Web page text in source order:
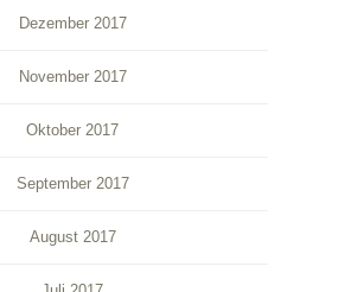
Dezember 2017
November 2017
Oktober 2017
September 2017
August 2017